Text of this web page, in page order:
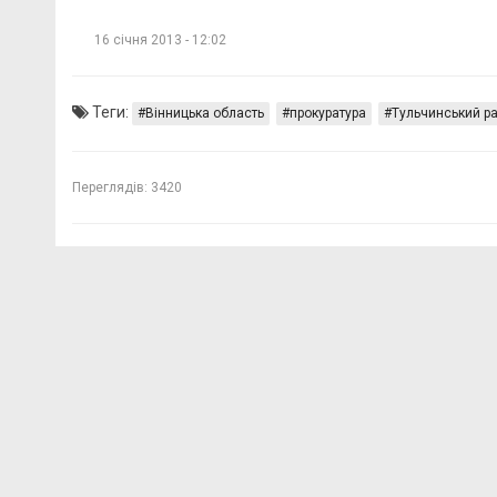
16 січня 2013 - 12:02
Теги: Вінницька область прокуратура Тульчинський
Переглядів: 3420